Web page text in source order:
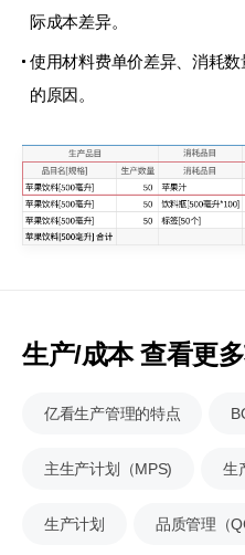
际成本差异。
使用材料费单价差异、消耗数
的原因。
生产/成本 查看更
亿看生产管理的特点
主生产计划（MPS) 生
生产计划 品质管理（